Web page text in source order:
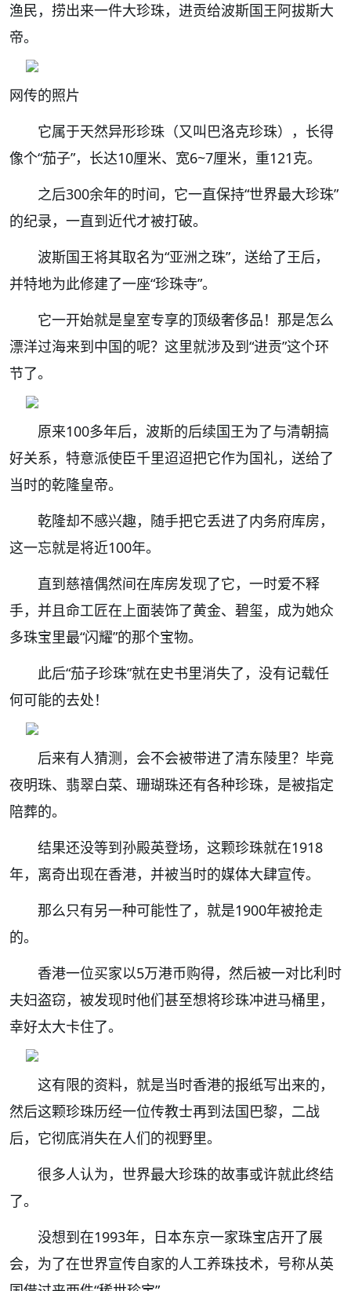
渔民，捞出来一件大珍珠， 进贡给波斯国王阿拔斯大
帝。
网传的照片
它属于天然异形珍珠（又叫巴洛克珍珠），长得
像个“茄子”，长达10厘米、宽6~7厘米，重121克。
之后300余年的时间， 它一直保持“世界最大珍珠”
的纪录， 一直到近代才被打破。
波斯国王将其取名为“亚洲之珠”，送给了王后，
并特地为此修建了一座“珍珠寺”。
它一开始就是皇室专享的顶级奢侈品！那是怎么
漂洋过海来到中国的呢？ 这里就涉及到“进贡”这个环
节了。
原来100多年后，波斯的后续国王为了与清朝搞
好关系，特意派使臣千里迢迢把它作为国礼，送给了
当时的乾隆皇帝。
乾隆却不感兴趣， 随手把它丢进了内务府库房，
这一忘就是将近100年。
直到慈禧偶然间在库房发现了它，一时爱不释
手，并且命工匠在上面装饰了黄金、碧玺，成为她众
多珠宝里最“闪耀”的那个宝物。
此后“茄子珍珠”就在史书里消失了， 没有记载任
何可能的去处！
后来有人猜测，会不会被带进了清东陵里？毕竟
夜明珠、翡翠白菜、珊瑚珠还有各种珍珠，是被指定
陪葬的。
结果还没等到孙殿英登场， 这颗珍珠就在1918
年，离奇出现在香港，并被当时的媒体大肆宣传。
那么只有另一种可能性了， 就是1900年被抢走
的。
香港一位买家以5万港币购得，然后被一对比利时
夫妇盗窃，被发现时他们甚至想将珍珠冲进马桶里，
幸好太大卡住了。
这有限的资料，就是当时香港的报纸写出来的，
然后这颗珍珠历经一位传教士再到法国巴黎， 二战
后，它彻底消失在人们的视野里。
很多人认为，世界最大珍珠的故事或许就此终结
了。
没想到在1993年，日本东京一家珠宝店开了展
会，为了在世界宣传自家的人工养珠技术，号称从英